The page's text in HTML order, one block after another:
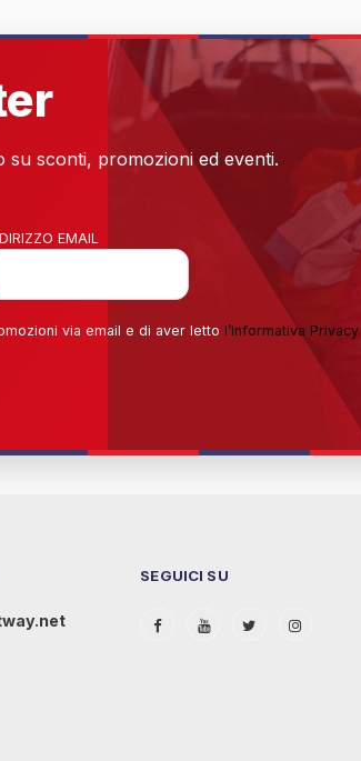
su sconti, promozioni ed eventi.
EMAIL
via email e di aver letto l’Informativa Privacy.
SEGUICI SU